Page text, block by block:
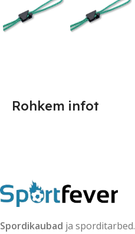
Rohkem infot
Spordikaubad ja sporditarbed.